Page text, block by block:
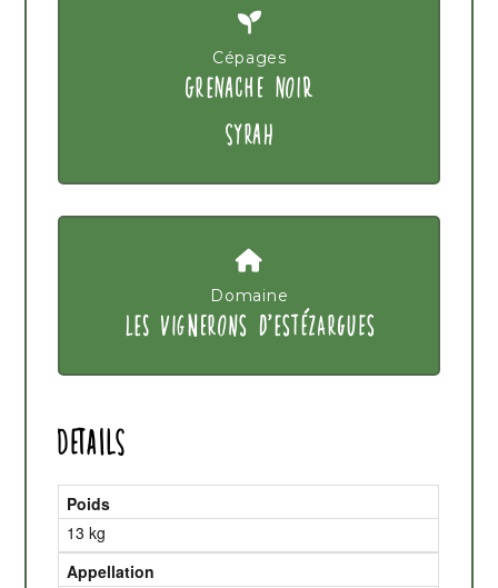
Cépages
GRENACHE NOIR
SYRAH
Domaine
LES VIGNERONS D'ESTÉZARGUES
Details
Poids
13 kg
Appellation